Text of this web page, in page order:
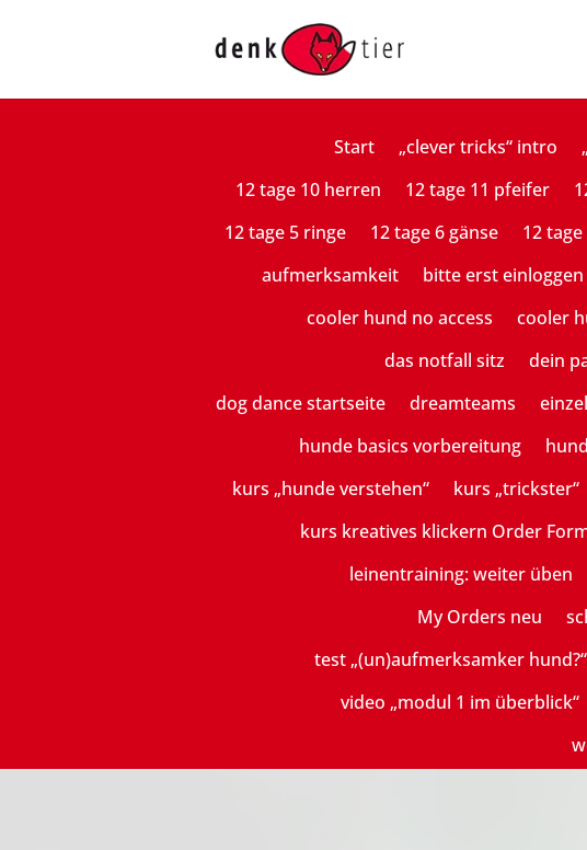
Start „clever tricks“ intro
12 tage 10 herren
12 tage 11 pfeifer
12 tage 5 ringe
12 tage 6 gänse 12
aufmerksamkeit
bitte erst einloggen
cooler hund no access
cooler
das notfall sitz
dein
dog dance startseite
dreamteams
hunde basics vorbereitung
kurs „hunde verstehen“
kurs „trickster“
kurs kreatives klickern Order
leinentraining: weiter üben
My Orders neu
test „(un)aufmerksamker hund?“
video „modul 1 im überblick“